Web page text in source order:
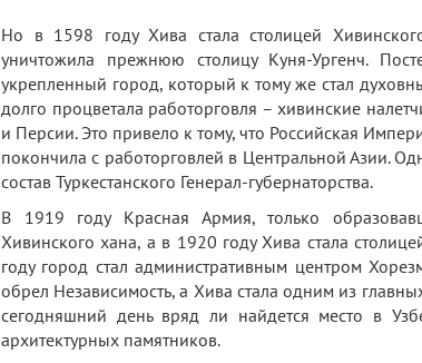
Но в 1598 году Хива стала столицей
уничтожила прежнюю столицу Куня-Ургенч.
укрепленный город, который к тому же стал
долго процветала работорговля – хивинские
и Персии. Это привело к тому, что Российская
покончила с работорговлей в Центральной Азии.
состав Туркестанского Генерал-губернаторства.
В 1919 году Красная Армия, только
Хивинского хана, а в 1920 году Хива стала
году город стал административным центром
обрел Независимость, а Хива стала одним из
сегодняшний день вряд ли найдется место в
архитектурных памятников.